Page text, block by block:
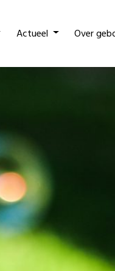
Actueel Over